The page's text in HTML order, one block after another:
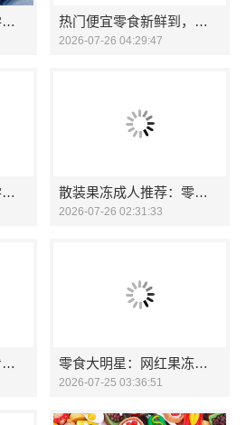
散装果冻成人适用，零食大明星放心选 热门便宜零食新鲜到，零食大明星全渠道直达
2026-07-26 04:29:47
最新网红果冻推荐，零食大明星尝鲜 散装果冻成人推荐：零食大明星
2026-07-26 02:31:33
城市网红海苔哪家好看零食大明星 零食大明星：网红果冻囤货新选择
2026-07-25 03:36:51